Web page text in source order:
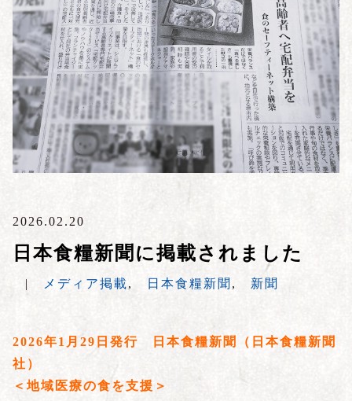
2026.02.20
日本食糧新聞に掲載されました
| メディア掲載, 日本食糧新聞 , 新聞
2026年1月29日発行 日本食糧新聞（日本食糧新聞
社）
＜地域医療の食を支援＞